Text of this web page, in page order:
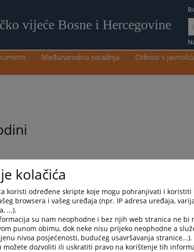
vijeće Bosne i Hercegovine
Međunarodna saradnja Odnosi s
kolačića
koristi određene skripte koje mogu pohranjivati i koristiti
browsera i vašeg uređaja (npr. IP adresa uređaja,
...).
su nam neophodne i bez njih web stranica ne bi
punom obimu, dok neke nisu prijeko neophodne a
nivoa posjećenosti, budućeg usavršavanja stranice...).
možete dozvoliti ili uskratiti pravo na korištenje tih